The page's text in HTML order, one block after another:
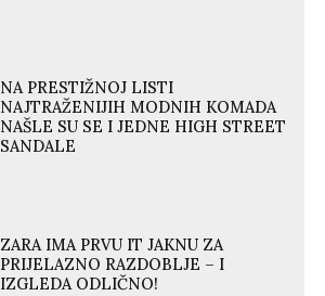
NA PRESTIŽNOJ LISTI
NAJTRAŽENIJIH MODNIH KOMADA
NAŠLE SU SE I JEDNE HIGH STREET
SANDALE
ZARA IMA PRVU IT JAKNU ZA
PRIJELAZNO RAZDOBLJE – I
IZGLEDA ODLIČNO!